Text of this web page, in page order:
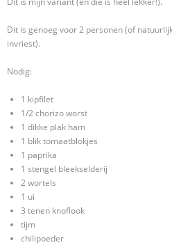
Dit is genoeg voor 2 personen (of
invriest).
Nodig:
1 kipfilet
1/2 chorizo worst
1 dikke plak ham
1 blik tomaatblokjes
1 paprika
1 stengel bleekselderij
2 wortels
1 ui
3 tenen knoflook
tijm
chilipoeder